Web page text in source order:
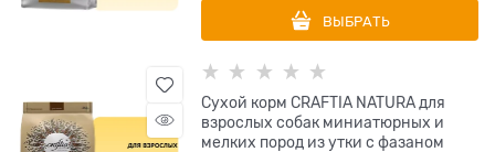
ВЫБРАТЬ
Сухой корм CRAFTIA NATURA для
взрослых собак миниатюрных и
мелких пород из утки с фазаном